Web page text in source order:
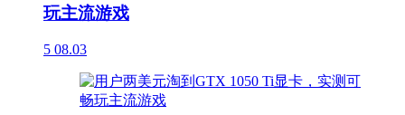
玩主流游戏
5 08.03